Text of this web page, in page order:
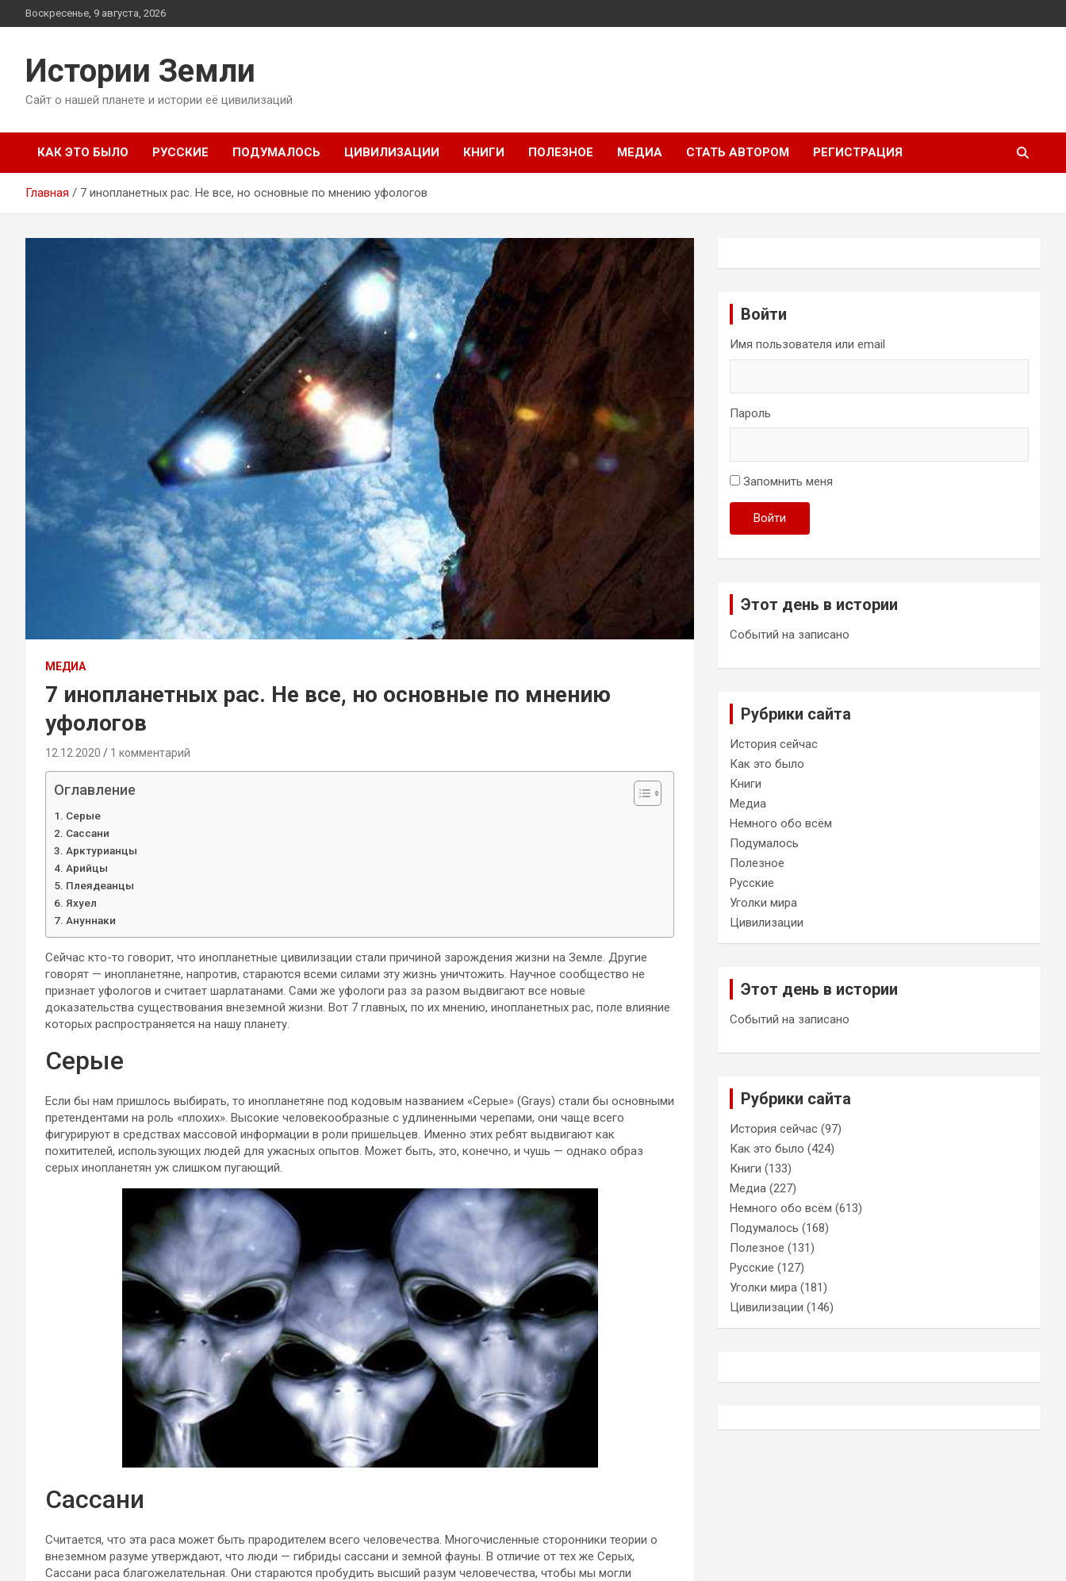
Перейти
к
Воскресенье, 9 августа, 2026
Истории Земли
Сайт о нашей планете и истории её цивилизаций
КАК ЭТО БЫЛО РУССКИЕ ПОДУМАЛОСЬ ЦИВИЛИЗАЦИИ КНИГИ ПОЛЕЗНОЕ МЕДИА СТАТЬ АВТОРОМ РЕГИСТРАЦИЯ
Главная 7 инопланетных рас. Не все, но основные по мнению уфологов
МЕДИА
7 инопланетных рас. Не все, но основные по мнению
уфологов
12.12.2020 1 комментарий
Оглавление
Серые
Сассани
Арктурианцы
Арийцы
Плеядеанцы
Яхуел
Ануннаки
Сейчас кто-то говорит, что инопланетные цивилизации стали причиной зарождения жизни на Земле. Другие
говорят — инопланетяне, напротив, стараются всеми силами эту жизнь уничтожить. Научное сообщество не
признает уфологов и считает шарлатанами. Сами же уфологи раз за разом выдвигают все новые
доказательства существования внеземной жизни. Вот 7 главных, по их мнению, инопланетных рас, поле влияние
которых распространяется на нашу планету.
Серые
Если бы нам пришлось выбирать, то инопланетяне под кодовым названием «Серые» (Grays) стали бы основными
претендентами на роль «плохих». Высокие человекообразные с удлиненными черепами, они чаще всего
фигурируют в средствах массовой информации в роли пришельцев. Именно этих ребят выдвигают как
похитителей, использующих людей для ужасных опытов. Может быть, это, конечно, и чушь — однако образ
серых инопланетян уж слишком пугающий.
Сассани
Считается, что эта раса может быть прародителем всего человечества. Многочисленные сторонники теории о
внеземном разуме утверждают, что люди — гибриды сассани и земной фауны. В отличие от тех же Серых,
Сассани раса благожелательная. Они стараются пробудить высший разум человечества, чтобы мы могли
Войти
Имя пользователя или email
Пароль
Запомнить меня
Войти
Этот день в истории
Событий на записано
Рубрики сайта
История сейчас
Как это было
Книги
Медиа
Немного обо всём
Подумалось
Полезное
Русские
Уголки мира
Цивилизации
Этот день в истории
Событий на записано
Рубрики сайта
История сейчас (97)
Как это было (424)
Книги (133)
Медиа (227)
Немного обо всём (613)
Подумалось (168)
Полезное (131)
Русские (127)
Уголки мира (181)
Цивилизации (146)